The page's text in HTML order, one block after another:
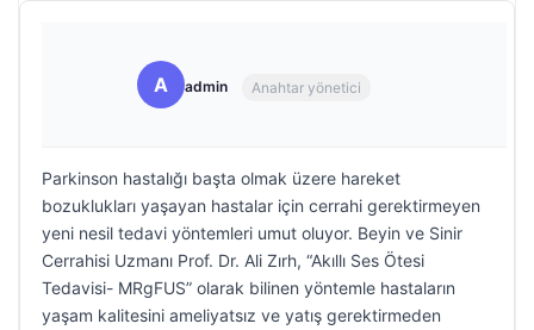
A admin Anahtar yönetici
Parkinson hastalığı başta olmak üzere hareket
bozuklukları yaşayan hastalar için cerrahi gerektirmeyen
yeni nesil tedavi yöntemleri umut oluyor. Beyin ve Sinir
Cerrahisi Uzmanı Prof. Dr. Ali Zırh, “Akıllı Ses Ötesi
Tedavisi- MRgFUS” olarak bilinen yöntemle hastaların
yaşam kalitesini ameliyatsız ve yatış gerektirmeden